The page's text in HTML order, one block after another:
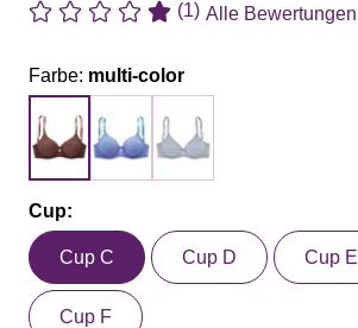
(1) Alle Bewertungen
Farbe: multi-color
Cup:
Cup C Cup D Cup E
Cup F